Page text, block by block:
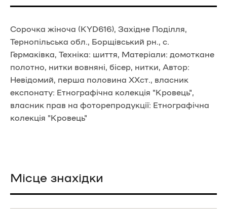
Сорочка жіноча (KYD616), Західне Поділля,
Тернопільська обл., Борщівський рн., с.
Гермаківка, Техніка: шиття, Матеріали: домоткане
полотно, нитки вовняні, бісер, нитки, Автор:
Невідомий, перша половина ХХст., власник
експонату: Етнографічна колекція "Кровець",
власник прав на фоторепродукції: Етнографічна
колекція "Кровець"
Місце знахідки